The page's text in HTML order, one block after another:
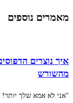
מאמרים נוספים
איך נוצרים
מהשורש
"אני לא אמא שלך